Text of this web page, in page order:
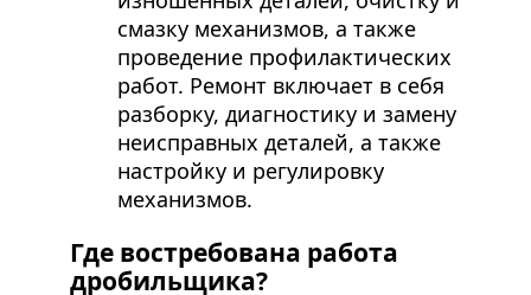
смазку механизмов, а также
проведение профилактических
работ. Ремонт включает в себя
разборку, диагностику и замену
неисправных деталей, а также
настройку и регулировку
механизмов.
Где востребована работа
дробильщика?